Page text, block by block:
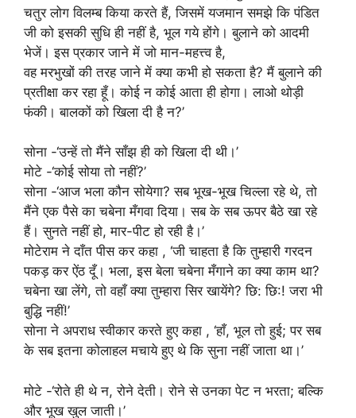
चतुर लोग विलम्ब किया करते हैं, जिसमें यजमान समझे कि पंडित
जी को इसकी सुधि ही नहीं है, भूल गये होंगे। बुलाने को आदमी
भेजें। इस प्रकार जाने में जो मान-महत्त्व है,
वह मरभुखों की तरह जाने में क्या कभी हो सकता है? मैं बुलाने की
प्रतीक्षा कर रहा हूँ। कोई न कोई आता ही होगा। लाओ थोड़ी
फंकी। बालकों को खिला दी है न?’
सोना -‘उन्हें तो मैंने साँझ ही को खिला दी थी।’
मोटे -‘कोई सोया तो नहीं?’
सोना -‘आज भला कौन सोयेगा? सब भूख-भूख चिल्ला रहे थे, तो
मैंने एक पैसे का चबेना मँगवा दिया। सब के सब ऊपर बैठे खा रहे
हैं। सुनते नहीं हो, मार-पीट हो रही है।’
मोटेराम ने दाँत पीस कर कहा , ‘जी चाहता है कि तुम्हारी गरदन
पकड़ कर ऐंठ दूँ। भला, इस बेला चबेना मँगाने का क्या काम था?
चबेना खा लेंगे, तो वहाँ क्या तुम्हारा सिर खायेंगे? छि: छि:! जरा भी
बुद्धि नहीं!’
सोना ने अपराध स्वीकार करते हुए कहा , ‘हाँ, भूल तो हुई; पर सब
के सब इतना कोलाहल मचाये हुए थे कि सुना नहीं जाता था।’
मोटे -‘रोते ही थे न, रोने देती। रोने से उनका पेट न भरता; बल्कि
और भूख खुल जाती।’